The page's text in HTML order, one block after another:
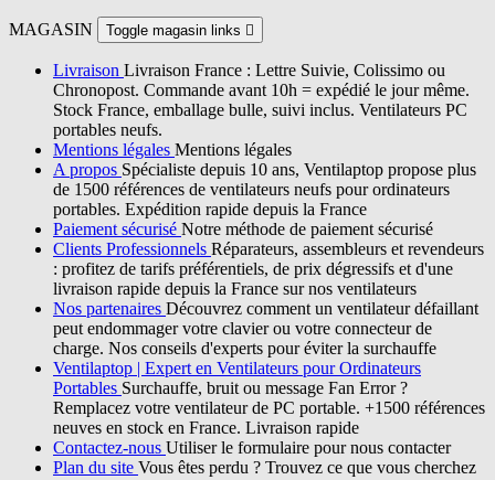
MAGASIN Toggle magasin links 
Livraison Livraison France : Lettre Suivie, Colissimo ou
Chronopost. Commande avant 10h = expédié le jour même.
Stock France, emballage bulle, suivi inclus. Ventilateurs PC
portables neufs.
Mentions légales Mentions légales
A propos Spécialiste depuis 10 ans, Ventilaptop propose plus
de 1500 références de ventilateurs neufs pour ordinateurs
portables. Expédition rapide depuis la France
Paiement sécurisé Notre méthode de paiement sécurisé
Clients Professionnels Réparateurs, assembleurs et revendeurs
: profitez de tarifs préférentiels, de prix dégressifs et d'une
livraison rapide depuis la France sur nos ventilateurs
Nos partenaires Découvrez comment un ventilateur défaillant
peut endommager votre clavier ou votre connecteur de
charge. Nos conseils d'experts pour éviter la surchauffe
Ventilaptop | Expert en Ventilateurs pour Ordinateurs
Portables Surchauffe, bruit ou message Fan Error ?
Remplacez votre ventilateur de PC portable. +1500 références
neuves en stock en France. Livraison rapide
Contactez-nous Utiliser le formulaire pour nous contacter
Plan du site Vous êtes perdu ? Trouvez ce que vous cherchez